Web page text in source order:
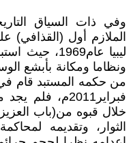
وفي ذات السياق
الملازم أول (القذافي)
ليبيا
من حكمه المستبد قام
فبراير2011م،
خلال قبوه من(باب
الثوار، وتقديمه